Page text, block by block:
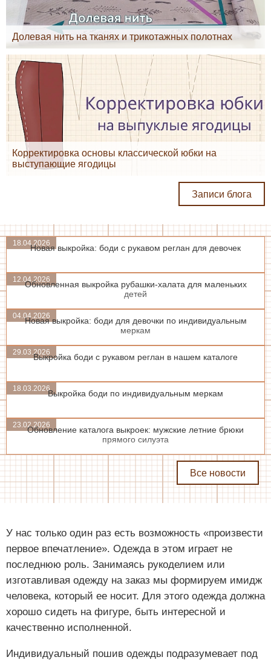
Долевая нить на тканях и трикотажных полотнах
Корректировка основы классической юбки на
выступающие ягодицы
Записи блога
Новая выкройка: боди с рукавом реглан для девочек
18.04.2026
Обновленная выкройка рубашки-халата для маленьких
детей
12.04.2026
Новая выкройка: боди для девочки по индивидуальным
меркам
04.04.2026
Выкройка боди с рукавом реглан в нашем каталоге
29.03.2026
Выкройка боди по индивидуальным меркам
18.03.2026
Обновление каталога выкроек: мужские летние брюки
прямого силуэта
23.02.2026
Все новости
У нас только один раз есть возможность «произвести
первое впечатление». Одежда в этом играет не
последнюю роль. Занимаясь рукоделием или
изготавливая одежду на заказ мы формируем имидж
человека, который ее носит. Для этого одежда должна
хорошо сидеть на фигуре, быть интересной и
качественно исполненной.
Индивидуальный пошив одежды подразумевает под